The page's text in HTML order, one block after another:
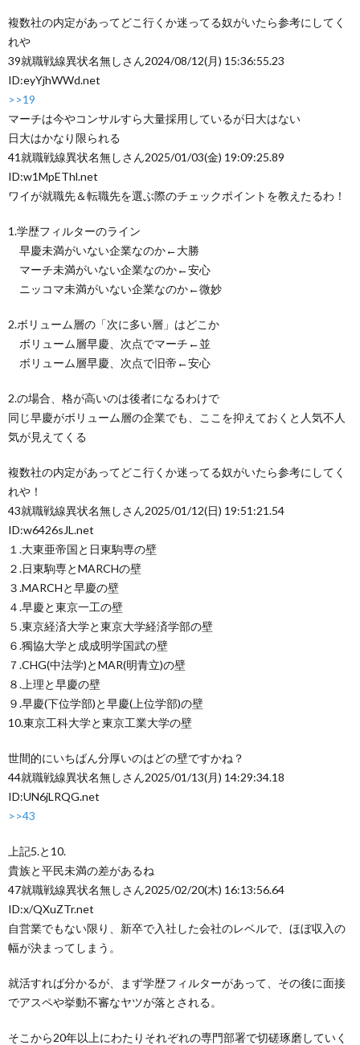
複数社の内定があってどこ行くか迷ってる奴がいたら参考にしてく
れや
39就職戦線異状名無しさん2024/08/12(月) 15:36:55.23
ID:eyYjhWWd.net
>>19
マーチは今やコンサルすら大量採用しているが日大はない
日大はかなり限られる
41就職戦線異状名無しさん2025/01/03(金) 19:09:25.89
ID:w1MpEThl.net
ワイが就職先＆転職先を選ぶ際のチェックポイントを教えたるわ！
1.学歴フィルターのライン
早慶未満がいない企業なのか←大勝
マーチ未満がいない企業なのか←安心
ニッコマ未満がいない企業なのか←微妙
2.ボリューム層の「次に多い層」はどこか
ボリューム層早慶、次点でマーチ←並
ボリューム層早慶、次点で旧帝←安心
2.の場合、格が高いのは後者になるわけで
同じ早慶がボリューム層の企業でも、ここを抑えておくと人気不人
気が見えてくる
複数社の内定があってどこ行くか迷ってる奴がいたら参考にしてく
れや！
43就職戦線異状名無しさん2025/01/12(日) 19:51:21.54
ID:w6426sJL.net
１.大東亜帝国と日東駒専の壁
２.日東駒専とMARCHの壁
３.MARCHと早慶の壁
４.早慶と東京一工の壁
５.東京経済大学と東京大学経済学部の壁
６.獨協大学と成成明学国武の壁
７.CHG(中法学)とMAR(明青立)の壁
８.上理と早慶の壁
９.早慶(下位学部)と早慶(上位学部)の壁
10.東京工科大学と東京工業大学の壁
世間的にいちばん分厚いのはどの壁ですかね？
44就職戦線異状名無しさん2025/01/13(月) 14:29:34.18
ID:UN6jLRQG.net
>>43
上記5.と10.
貴族と平民未満の差があるね
47就職戦線異状名無しさん2025/02/20(木) 16:13:56.64
ID:x/QXuZTr.net
自営業でもない限り、新卒で入社した会社のレベルで、ほぼ収入の
幅が決まってしまう。
就活すれば分かるが、まず学歴フィルターがあって、その後に面接
でアスペや挙動不審なヤツが落とされる。
そこから20年以上にわたりそれぞれの専門部署で切磋琢磨していく